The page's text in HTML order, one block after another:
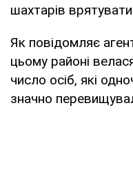
шахтарів
Як повідомляє
цьому районі
число осіб, які
значно